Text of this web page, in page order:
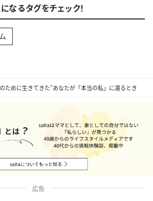
ために生きてきた”あなたが「本当の私」に還るとき
なるタグをチェック！
広告